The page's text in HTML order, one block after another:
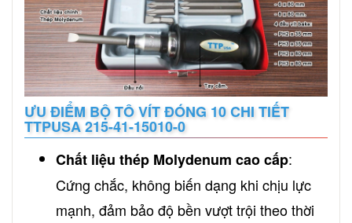
ƯU ĐIỂM BỘ TÔ VÍT ĐÓNG 10 CHI TIẾT
TTPUSA 215-41-15010-0
Chất liệu thép Molydenum cao cấp:
Cứng chắc, không biến dạng khi chịu lực
mạnh, đảm bảo độ bền vượt trội theo thời